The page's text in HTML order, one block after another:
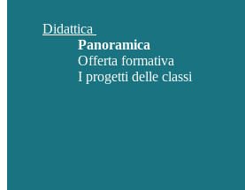
Didattica
Panoramica
Offerta formativa
I progetti delle classi